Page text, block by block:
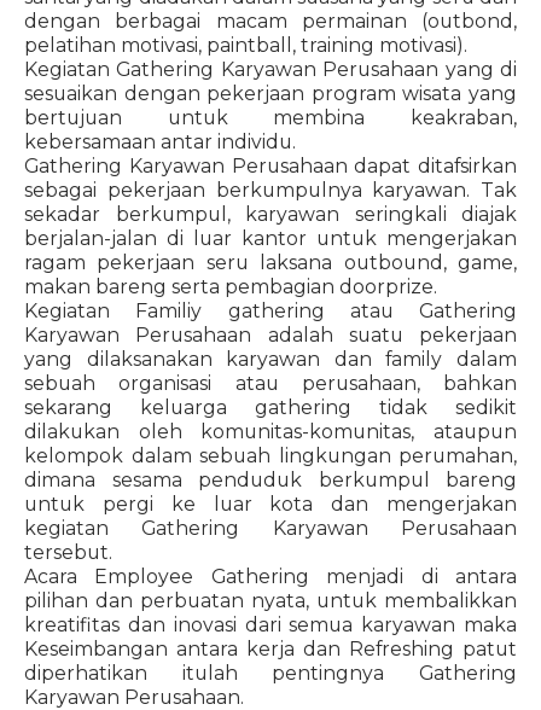
dengan berbagai macam permainan (outbond,
pelatihan motivasi, paintball, training motivasi).
Kegiatan Gathering Karyawan Perusahaan yang di
sesuaikan dengan pekerjaan program wisata yang
bertujuan untuk membina keakraban,
kebersamaan antar individu.
Gathering Karyawan Perusahaan dapat ditafsirkan
sebagai pekerjaan berkumpulnya karyawan. Tak
sekadar berkumpul, karyawan seringkali diajak
berjalan-jalan di luar kantor untuk mengerjakan
ragam pekerjaan seru laksana outbound, game,
makan bareng serta pembagian doorprize.
Kegiatan Familiy gathering atau Gathering
Karyawan Perusahaan adalah suatu pekerjaan
yang dilaksanakan karyawan dan family dalam
sebuah organisasi atau perusahaan, bahkan
sekarang keluarga gathering tidak sedikit
dilakukan oleh komunitas-komunitas, ataupun
kelompok dalam sebuah lingkungan perumahan,
dimana sesama penduduk berkumpul bareng
untuk pergi ke luar kota dan mengerjakan
kegiatan Gathering Karyawan Perusahaan
tersebut.
Acara Employee Gathering menjadi di antara
pilihan dan perbuatan nyata, untuk membalikkan
kreatifitas dan inovasi dari semua karyawan maka
Keseimbangan antara kerja dan Refreshing patut
diperhatikan itulah pentingnya Gathering
Karyawan Perusahaan.